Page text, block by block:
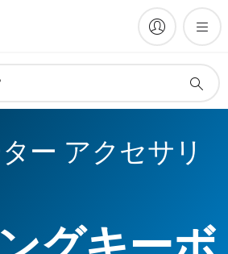
ー アクセサリ